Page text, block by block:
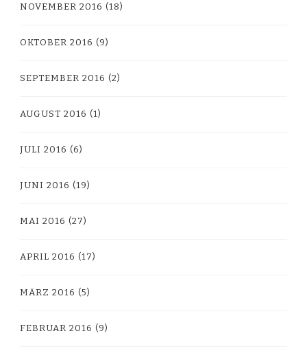
NOVEMBER 2016 (18)
OKTOBER 2016 (9)
SEPTEMBER 2016 (2)
AUGUST 2016 (1)
JULI 2016 (6)
JUNI 2016 (19)
MAI 2016 (27)
APRIL 2016 (17)
MÄRZ 2016 (5)
FEBRUAR 2016 (9)